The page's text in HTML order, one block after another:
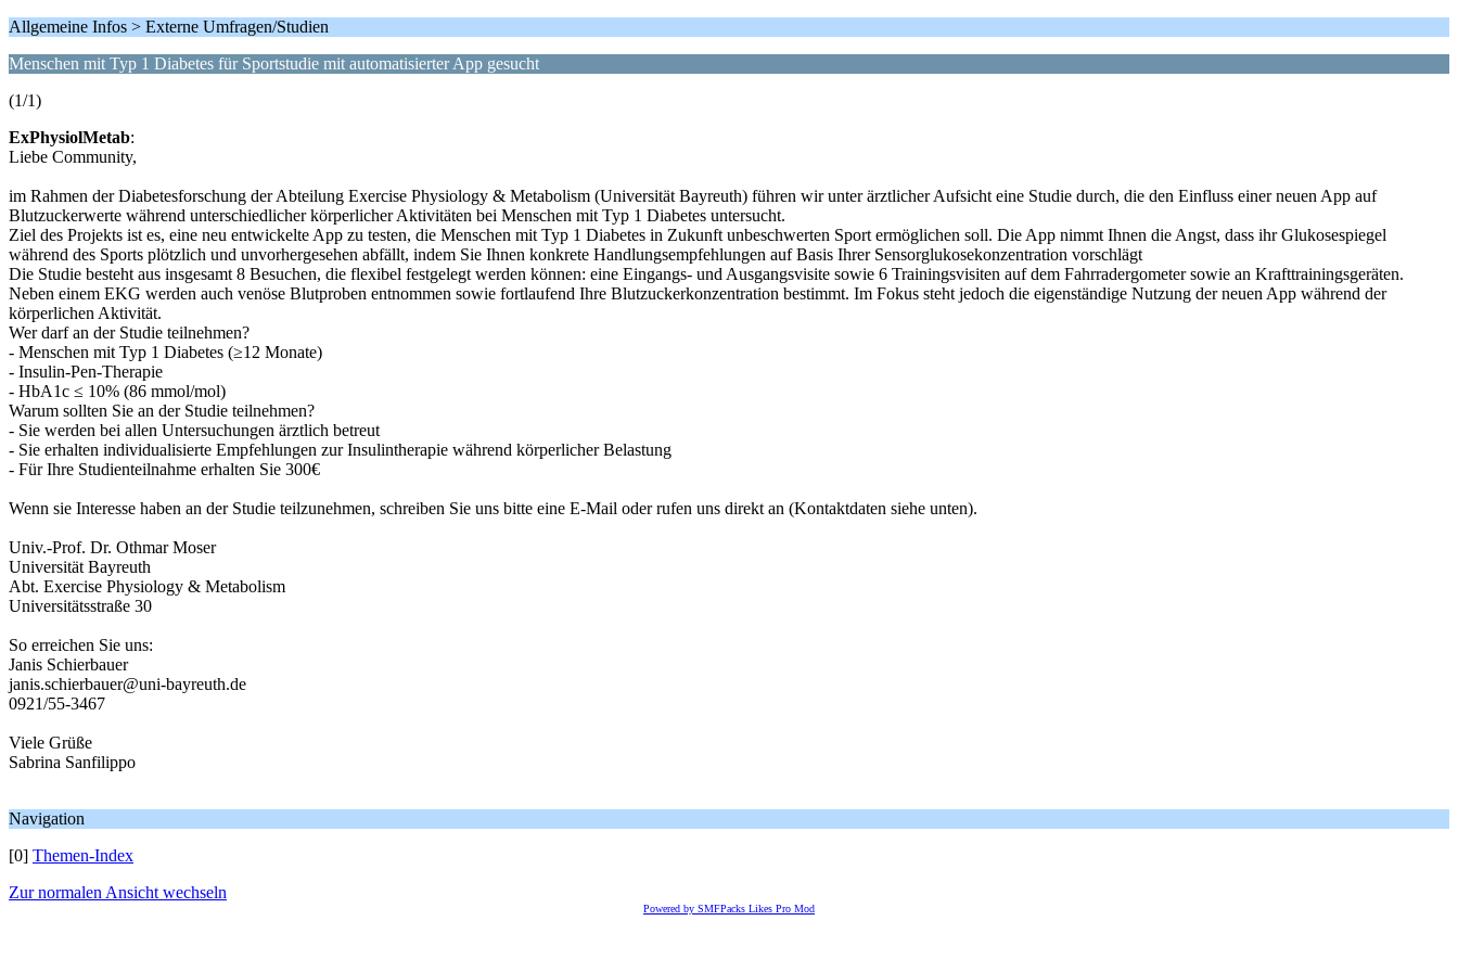
Allgemeine Infos > Externe Umfragen/Studien
Menschen mit Typ 1 Diabetes für Sportstudie mit automatisierter App gesucht
(1/1)
ExPhysiolMetab:
Liebe Community,
im Rahmen der Diabetesforschung der Abteilung Exercise Physiology & Metabolism (Universität Bayreuth) führen wir unter ärztlicher Aufsicht eine Studie durch, die den Einfluss einer neuen App auf
Blutzuckerwerte während unterschiedlicher körperlicher Aktivitäten bei Menschen mit Typ 1 Diabetes untersucht.
Ziel des Projekts ist es, eine neu entwickelte App zu testen, die Menschen mit Typ 1 Diabetes in Zukunft unbeschwerten Sport ermöglichen soll. Die App nimmt Ihnen die Angst, dass ihr Glukosespiegel
während des Sports plötzlich und unvorhergesehen abfällt, indem Sie Ihnen konkrete Handlungsempfehlungen auf Basis Ihrer Sensorglukosekonzentration vorschlägt
Die Studie besteht aus insgesamt 8 Besuchen, die flexibel festgelegt werden können: eine Eingangs- und Ausgangsvisite sowie 6 Trainingsvisiten auf dem Fahrradergometer sowie an Krafttrainingsgeräten.
Neben einem EKG werden auch venöse Blutproben entnommen sowie fortlaufend Ihre Blutzuckerkonzentration bestimmt. Im Fokus steht jedoch die eigenständige Nutzung der neuen App während der
körperlichen Aktivität.
Wer darf an der Studie teilnehmen?
- Menschen mit Typ 1 Diabetes (≥12 Monate)
- Insulin-Pen-Therapie
- HbA1c ≤ 10% (86 mmol/mol)
Warum sollten Sie an der Studie teilnehmen?
- Sie werden bei allen Untersuchungen ärztlich betreut
- Sie erhalten individualisierte Empfehlungen zur Insulintherapie während körperlicher Belastung
- Für Ihre Studienteilnahme erhalten Sie 300€
Wenn sie Interesse haben an der Studie teilzunehmen, schreiben Sie uns bitte eine E-Mail oder rufen uns direkt an (Kontaktdaten siehe unten).
Univ.-Prof. Dr. Othmar Moser
Universität Bayreuth
Abt. Exercise Physiology & Metabolism
Universitätsstraße 30
So erreichen Sie uns:
Janis Schierbauer
janis.schierbauer@uni-bayreuth.de
0921/55-3467
Viele Grüße
Sabrina Sanfilippo
Navigation
[0] Themen-Index
Zur normalen Ansicht wechseln
Powered by SMFPacks Likes Pro Mod